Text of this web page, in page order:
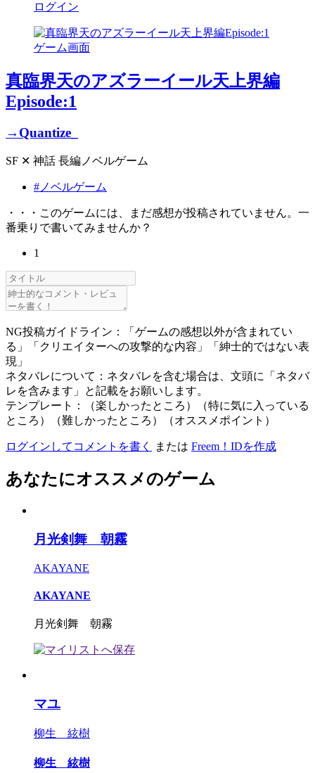
ログイン
真臨界天のアズラーイール天上界編
Episode:1
→Quantize_
SF ✕ 神話 長編ノベルゲーム
#ノベルゲーム
・・・このゲームには、まだ感想が投稿されていません。一
番乗りで書いてみませんか？
1
NG投稿ガイドライン：「ゲームの感想以外が含まれてい
る」「クリエイターへの攻撃的な内容」「紳士的ではない表
現」
ネタバレについて：ネタバレを含む場合は、文頭に「ネタバ
レを含みます」と記載をお願いします。
テンプレート：（楽しかったところ）（特に気に入っている
ところ）（難しかったところ）（オススメポイント）
ログインしてコメントを書く または Freem！IDを作成
あなたにオススメのゲーム
月光剣舞 朝霧
AKAYANE
AKAYANE
月光剣舞 朝霧
マユ
柳生 絃樹
柳生 絃樹